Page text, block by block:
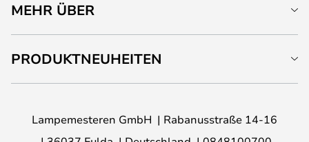
MEHR ÜBER
PRODUKTNEUHEITEN
Lampemesteren GmbH
Rabanusstraße 14-16